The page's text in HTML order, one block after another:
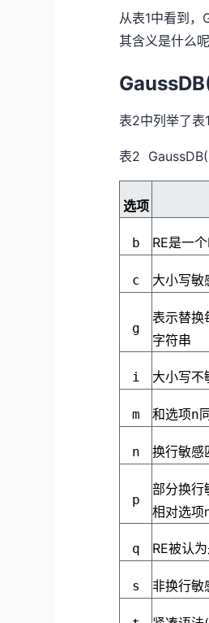
从表1中看到
其含义是什么
表2中列举了表
表2
选项
b RE是一
c 大小写敏
g
表示替换
字符串
i 大小写不
m 和选项n
n 换行敏感
p
部分换行
相对选项
q RE被认
s 非换行敏